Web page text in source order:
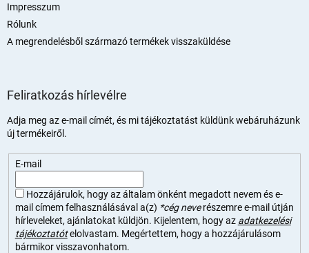
Impresszum
Rólunk
A megrendelésből származó termékek visszaküldése
Feliratkozás hírlevélre
Adja meg az e-mail címét, és mi tájékoztatást küldünk webáruházunk
új termékeiről.
E-mail
Hozzájárulok, hogy az általam önként megadott nevem és e-
mail címem felhasználásával a(z) *cég neverészemre e-mail útján
hírleveleket, ajánlatokat küldjön. Kijelentem, hogy az adatkezelési
tájékoztatót elolvastam. Megértettem, hogy a hozzájárulásom
bármikor visszavonhatom.